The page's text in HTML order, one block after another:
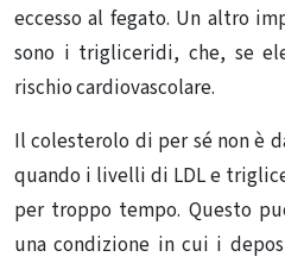
eccesso al fegato. Un altro
sono i trigliceridi, che, se
rischio cardiovascolare.
Il colesterolo di per sé non è
quando i livelli di LDL e
per troppo tempo. Questo
una condizione in cui i